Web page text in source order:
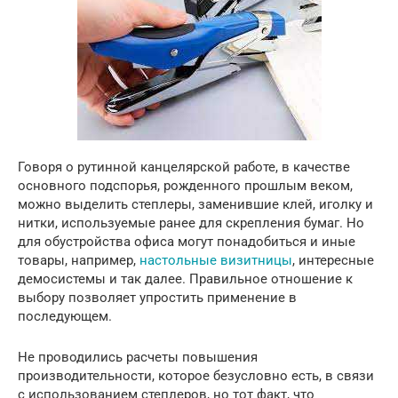
Говоря о рутинной канцелярской работе, в качестве
основного подспорья, рожденного прошлым веком,
можно выделить степлеры, заменившие клей, иголку и
нитки, используемые ранее для скрепления бумаг. Но
для обустройства офиса могут понадобиться и иные
товары, например, настольные визитницы, интересные
демосистемы и так далее. Правильное отношение к
выбору позволяет упростить применение в
последующем.
Не проводились расчеты повышения
производительности, которое безусловно есть, в связи
с использованием степлеров, но тот факт, что